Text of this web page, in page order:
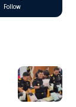
Follow